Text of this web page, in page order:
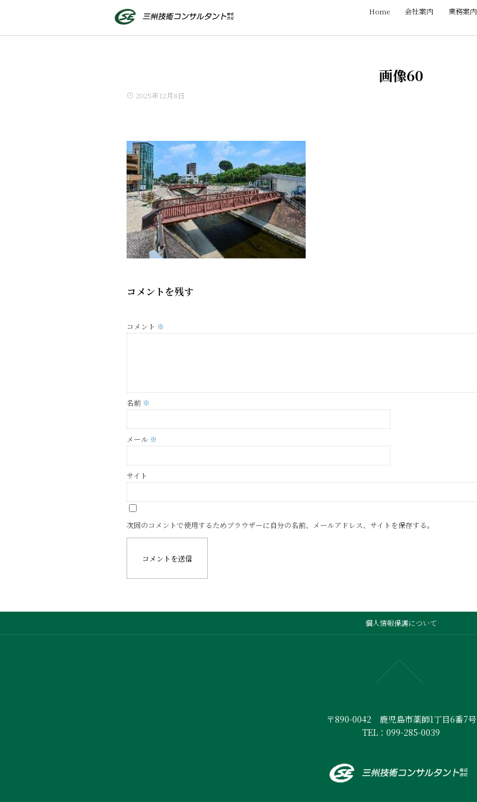
Home 会社案内 業務案内
画像60
2025年12月8日
コメントを残す
コメント ※
名前 ※
メール ※
サイト
次回のコメントで使用するためブラウザーに自分の名前、メールアドレス、サイトを保存する。
個人情報保護について
〒890-0042 鹿児島市薬師1丁目6番7号
TEL：099-285-0039